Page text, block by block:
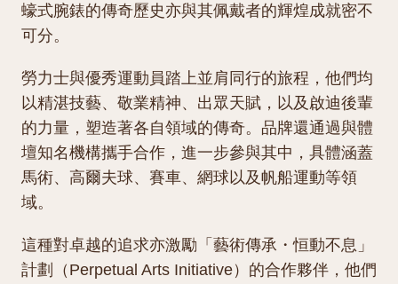
蠔式腕錶的傳奇歷史亦與其佩戴者的輝煌成就密不
可分。
勞力士與優秀運動員踏上並肩同行的旅程，他們均
以精湛技藝、敬業精神、出眾天賦，以及啟迪後輩
的力量，塑造著各自領域的傳奇。品牌還通過與體
壇知名機構攜手合作，進一步參與其中，具體涵蓋
馬術、高爾夫球、賽車、網球以及帆船運動等領
域。
這種對卓越的追求亦激勵「藝術傳承・恒動不息」
計劃（Perpetual Arts Initiative）的合作夥伴，他們